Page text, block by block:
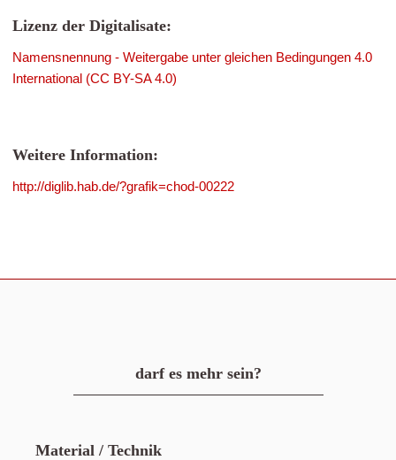
Lizenz der Digitalisate:
Namensnennung - Weitergabe unter gleichen Bedingungen 4.0
International (CC BY-SA 4.0)
Weitere Information:
http://diglib.hab.de/?grafik=chod-00222
darf es mehr sein?
Material / Technik